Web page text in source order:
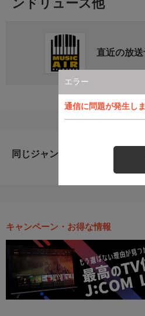
エラー
通信に問題が発生し
ンドリュース他
直近の放
同じジャンルのおすすめ番組
キャンペーン・お得な情報